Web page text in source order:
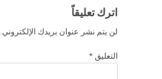
اترك تعليقاً
لن يتم نشر عنوان بريدك الإلكتروني.
التعليق *